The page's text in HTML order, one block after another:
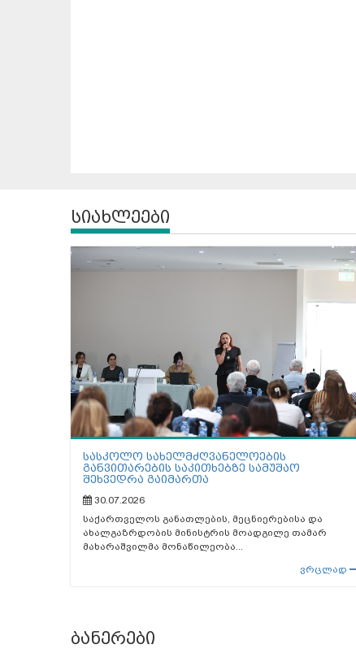
სიახლეები
სასკოლო სახელმძღვანელოების
განვითარების საკითხებზე სამუშაო
შეხვედრა გაიმართა
30.07.2026
საქართველოს განათლების, მეცნიერებისა და
ახალგაზრდობის მინისტრის მოადგილე თამარ
მახარაშვილმა მონაწილეობა...
ვრცლად
ბანერები